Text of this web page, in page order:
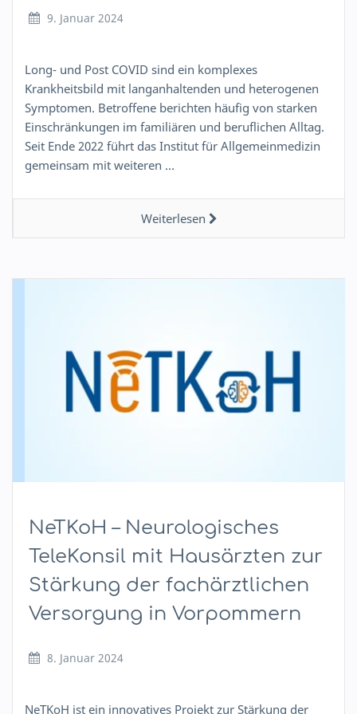
9. Januar 2024
Long- und Post COVID sind ein komplexes
Krankheitsbild mit langanhaltenden und heterogenen
Symptomen. Betroffene berichten häufig von starken
Einschränkungen im familiären und beruflichen Alltag.
Seit Ende 2022 führt das Institut für Allgemeinmedizin
gemeinsam mit weiteren …
Weiterlesen
NeTKoH – Neurologisches
TeleKonsil mit Hausärzten zur
Stärkung der fachärztlichen
Versorgung in Vorpommern
8. Januar 2024
NeTKoH ist ein innovatives Projekt zur Stärkung der